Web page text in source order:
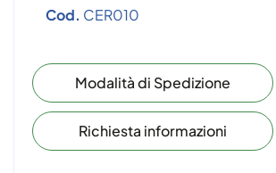
Cod. CER010
Modalità di Spedizione
Richiesta informazioni